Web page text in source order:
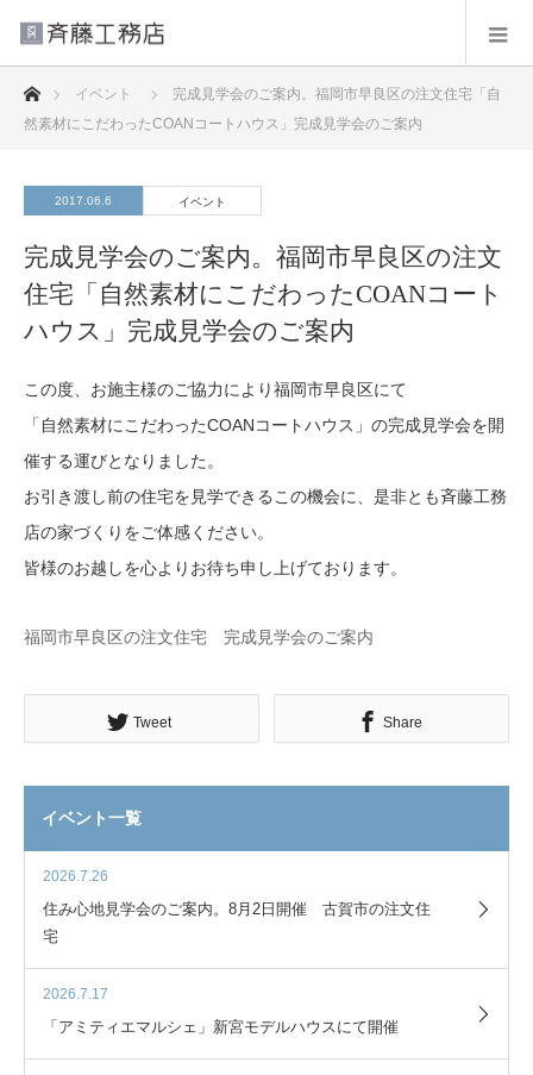
ホームイベント
完成見学会のご案内。福岡市早良区の注文住宅「自
然素材にこだわったCOANコートハウス」完成見学会のご案内
2017.06.6 イベント
完成見学会のご案内。福岡市早良区の注文
住宅「自然素材にこだわったCOANコート
ハウス」完成見学会のご案内
この度、お施主様のご協力により福岡市早良区にて
「自然素材にこだわったCOANコートハウス」の完成見学会を開
催する運びとなりました。
お引き渡し前の住宅を見学できるこの機会に、是非とも斉藤工務
店の家づくりをご体感ください。
皆様のお越しを心よりお待ち申し上げております。
福岡市早良区の注文住宅 完成見学会のご案内
Tweet Share
イベント一覧
2026.7.26
住み心地見学会のご案内。8月2日開催 古賀市の注文住
宅
2026.7.17
「アミティエマルシェ」新宮モデルハウスにて開催